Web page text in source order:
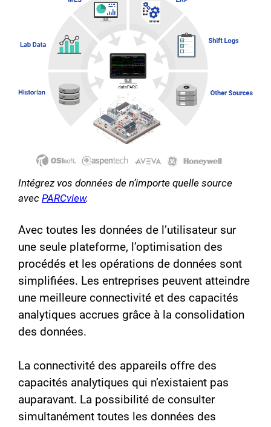
Intégrez vos données de n’importe quelle source
avec PARCview.
Avec toutes les données de l’utilisateur sur
une seule plateforme, l’optimisation des
procédés et les opérations de données sont
simplifiées. Les entreprises peuvent atteindre
une meilleure connectivité et des capacités
analytiques accrues grâce à la consolidation
des données.
La connectivité des appareils offre des
capacités analytiques qui n’existaient pas
auparavant. La possibilité de consulter
simultanément toutes les données des